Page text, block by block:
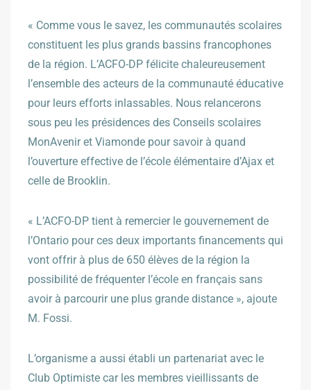
« Comme vous le savez, les communautés scolaires
constituent les plus grands bassins francophones
de la région. L’ACFO-DP félicite chaleureusement
l’ensemble des acteurs de la communauté éducative
pour leurs efforts inlassables. Nous relancerons
sous peu les présidences des Conseils scolaires
MonAvenir et Viamonde pour savoir à quand
l’ouverture effective de l’école élémentaire d’Ajax et
celle de Brooklin.
« L’ACFO-DP tient à remercier le gouvernement de
l’Ontario pour ces deux importants financements qui
vont offrir à plus de 650 élèves de la région la
possibilité de fréquenter l’école en français sans
avoir à parcourir une plus grande distance », ajoute
M. Fossi.
L’organisme a aussi établi un partenariat avec le
Club Optimiste car les membres vieillissants de